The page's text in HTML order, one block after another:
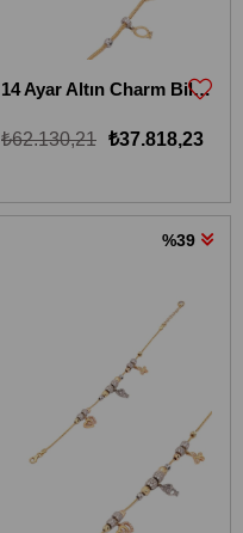
14 Ayar Altın Charm Bileklik 14KBLKİ22
₺37.818,23
₺62.130,21
%39